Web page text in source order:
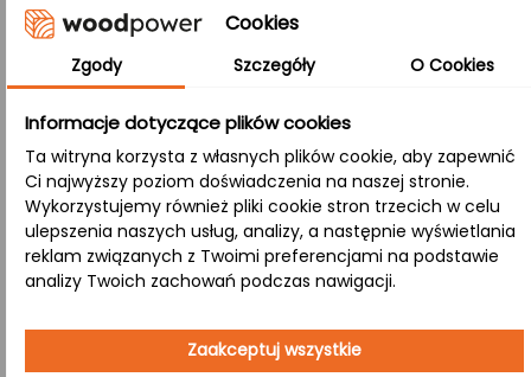
A/B:
Klasa wykończenia, gdzie strona A zachowuje perfekcyjną
gładkość, a strona B prezentuje zdrowe sęki i naturalne
przebarwienia, łącząc nowoczesny wygląd z tradycyjnymi
cechami drewna.
Zastosowanie:
estetyczny blat w miejscu pracy podkreśla
profesjonalizm, tworząc inspirujące środowisko
Cookies
Zgody Szczegóły O Cookies
Informacje dotyczące plików cookies
Ta witryna korzysta z własnych plików cookie, aby zapewnić
Ci najwyższy poziom doświadczenia na naszej stronie.
Wykorzystujemy również pliki cookie stron trzecich w celu
ulepszenia naszych usług, analizy, a następnie wyświetlania
reklam związanych z Twoimi preferencjami na podstawie
analizy Twoich zachowań podczas nawigacji.
Zaakceptuj wszystkie